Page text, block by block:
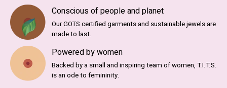
Conscious of people and planet
Our GOTS certified garments and sustainable jewels are
made to last.
Powered by women
Backed by a small and inspiring team of women, T.I.T.S.
is an ode to femininity.